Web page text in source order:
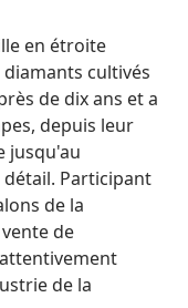
en étroite
cultivés
de dix ans et a
depuis leur
jusqu'au
détail. Participant
de la
de
de la